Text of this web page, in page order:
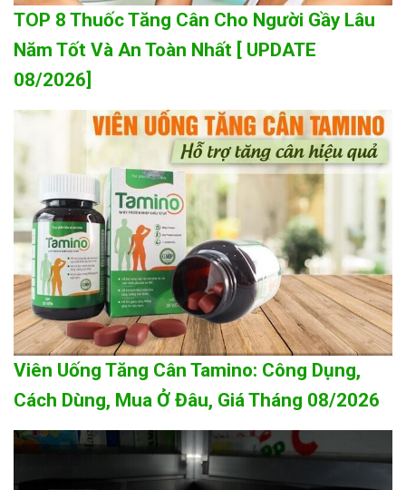
TOP 8 Thuốc Tăng Cân Cho Người Gầy Lâu
Năm Tốt Và An Toàn Nhất [ UPDATE
08/2026]
Viên Uống Tăng Cân Tamino: Công Dụng,
Cách Dùng, Mua Ở Đâu, Giá Tháng 08/2026